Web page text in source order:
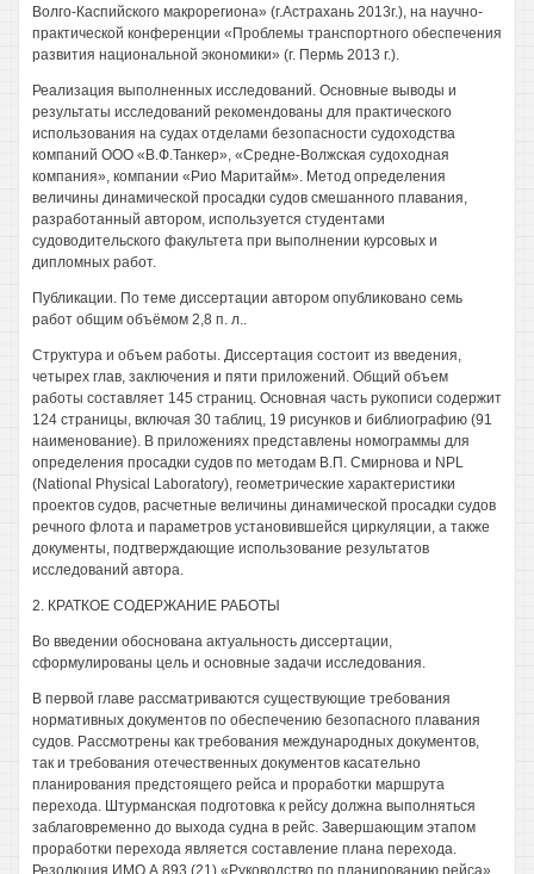
Волго-Каспийского макрорегиона» (г.Астрахань 2013г.), на научно-
практической конференции «Проблемы транспортного обеспечения
развития национальной экономики» (г. Пермь 2013 г.).
Реализация выполненных исследований. Основные выводы и
результаты исследований рекомендованы для практического
использования на судах отделами безопасности судоходства
компаний ООО «В.Ф.Танкер», «Средне-Волжская судоходная
компания», компании «Рио Маритайм». Метод определения
величины динамической просадки судов смешанного плавания,
разработанный автором, используется студентами
судоводительского факультета при выполнении курсовых и
дипломных работ.
Публикации. По теме диссертации автором опубликовано семь
работ общим объёмом 2,8 п. л..
Структура и объем работы. Диссертация состоит из введения,
четырех глав, заключения и пяти приложений. Общий объем
работы составляет 145 страниц. Основная часть рукописи содержит
124 страницы, включая 30 таблиц, 19 рисунков и библиографию (91
наименование). В приложениях представлены номограммы для
определения просадки судов по методам В.П. Смирнова и NPL
(National Physical Laboratory), геометрические характеристики
проектов судов, расчетные величины динамической просадки судов
речного флота и параметров установившейся циркуляции, а также
документы, подтверждающие использование результатов
исследований автора.
2. КРАТКОЕ СОДЕРЖАНИЕ РАБОТЫ
Во введении обоснована актуальность диссертации,
сформулированы цель и основные задачи исследования.
В первой главе рассматриваются существующие требования
нормативных документов по обеспечению безопасного плавания
судов. Рассмотрены как требования международных документов,
так и требования отечественных документов касательно
планирования предстоящего рейса и проработки маршрута
перехода. Штурманская подготовка к рейсу должна выполняться
заблаговременно до выхода судна в рейс. Завершающим этапом
проработки перехода является составление плана перехода.
Резолюция ИМО А 893 (21) «Руководство по планированию рейса»